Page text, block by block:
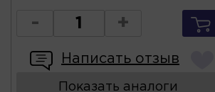
- +
Написать отзыв
Показать аналоги